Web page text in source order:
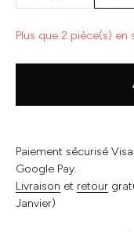
Plus que 2 pièce(s) en
Paiement sécurisé
Google Pay.
Livraison et retour
Janvier)